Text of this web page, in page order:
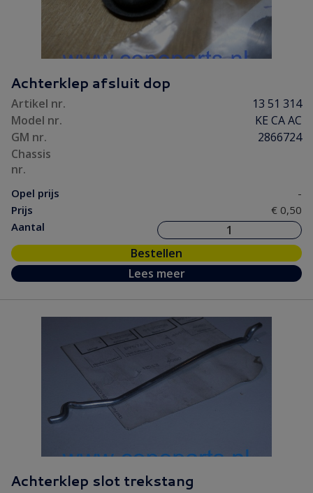
Achterklep afsluit dop
Artikel nr.
13 51 314
Model nr.
KE CA AC
GM nr.
2866724
Chassis
nr.
Opel prijs
-
Prijs
€ 0,50
Aantal
Bestellen
Lees meer
Achterklep slot trekstang